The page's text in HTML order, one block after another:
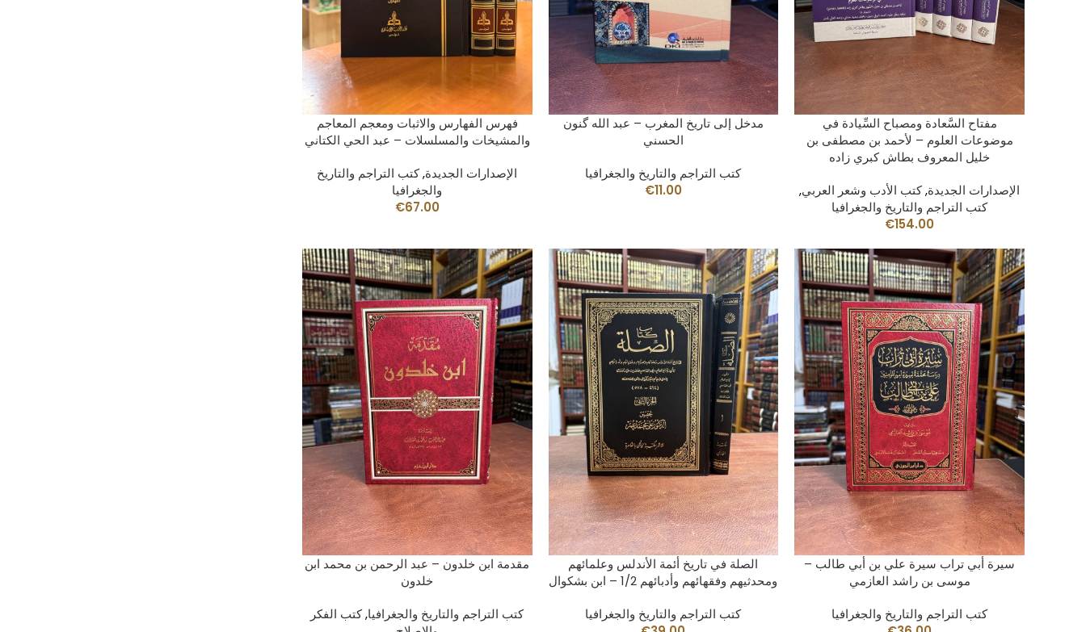
AÑADIR AL CARRITO
فهرس الفهارس والاثبات ومعجم المعاجم
والمشيخات والمسلسلات – عبد الحي الكتاني
الإصدارات الجديدة,كتب التراجم والتاريخ
والجغرافيا
€67.00
AÑADIR AL CARRITO
مدخل إلى تاريخ المغرب – عبد الله گنون
الحسني
كتب التراجم والتاريخ والجغرافيا
€11.00
AÑADIR AL CARRITO
مفتاح السَّعادة ومصباح السِّيادة في
موضوعات العلوم – لأحمد بن مصطفى بن
خليل المعروف بطاش كبري زاده
الإصدارات الجديدة,كتب الأدب وشعر العربي,
كتب التراجم والتاريخ والجغرافيا
€154.00
AÑADIR AL CARRITO
مقدمة ابن خلدون – عبد الرحمن بن محمد ابن
خلدون
كتب التراجم والتاريخ والجغرافيا,كتب الفكر
AÑADIR AL CARRITO
الصلة في تاريخ أئمة الأندلس وعلمائهم
ومحدثيهم وفقهائهم وأدبائهم 1/2 – ابن بشكوال
كتب التراجم والتاريخ والجغرافيا
AÑADIR AL CARRITO
سيرة أبي تراب سيرة علي بن أبي طالب –
موسى بن راشد العازمي
كتب التراجم والتاريخ والجغرافيا